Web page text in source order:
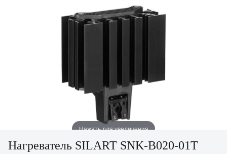
Нажать для увеличения
Нагреватель SILART SNK-B020-01T